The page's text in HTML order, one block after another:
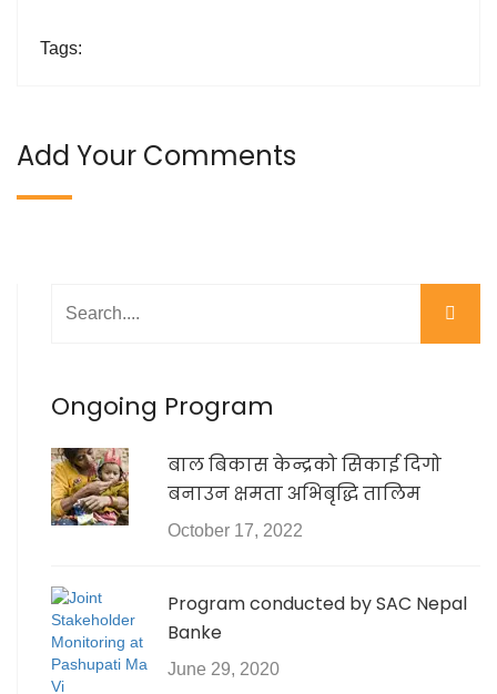
Tags:
Add Your Comments
Ongoing Program
बाल बिकास केन्द्रको सिकाई दिगो
बनाउन क्षमता अभिबृद्धि तालिम
October 17, 2022
Program conducted by SAC Nepal
Banke
June 29, 2020